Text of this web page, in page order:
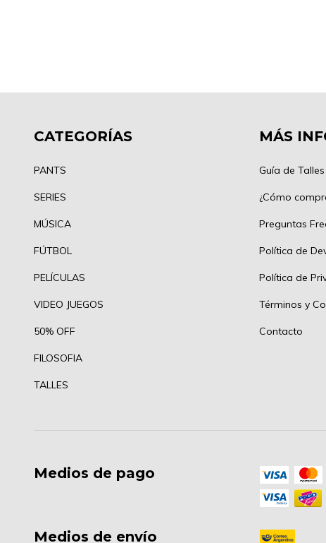
CATEGORÍAS
PANTS
SERIES
MÚSICA
FÚTBOL
PELÍCULAS
VIDEO JUEGOS
50% OFF
FILOSOFIA
TALLES
MÁS
Guía de Talles
¿Cómo
Preguntas
Política de
Política de
Términos y
Contacto
Medios de pago
Medios de envío